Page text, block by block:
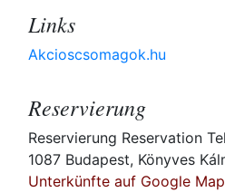
Links
Akcioscsomagok.hu
Reservierung
Reservierung Reservation
1087 Budapest, Könyves
Unterkünfte auf Google